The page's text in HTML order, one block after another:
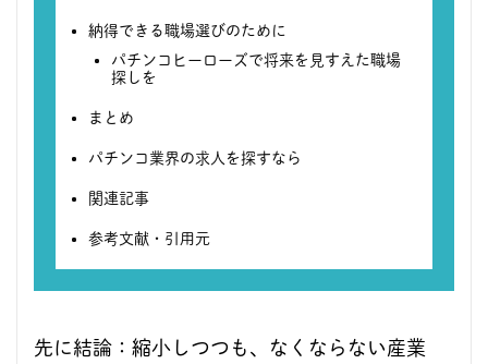
納得できる職場選びのために
パチンコヒーローズで将来を見すえた職場
探しを
まとめ
パチンコ業界の求人を探すなら
関連記事
参考文献・引用元
先に結論：縮小しつつも、なくならない産業